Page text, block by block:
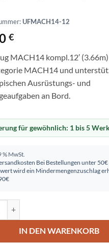
UFMACH14-12
€
MACH14 kompl.12′
MACH14 und
Ausrüstungs- und
an Bord.
für gewöhnlich: 1 bis 5
% MwSt.
Bei Bestellungen unter 50€
wird ein Mindermengenzuschlag
IN DEN WARENKORB